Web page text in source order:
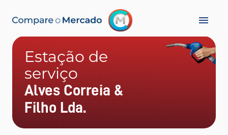
Estação de
serviço
Alves Correia &
Filho Lda.